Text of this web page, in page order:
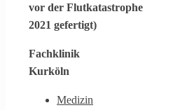
vor der Flutkatastrophe
2021 gefertigt)
Fachklinik
Kurköln
Medizin